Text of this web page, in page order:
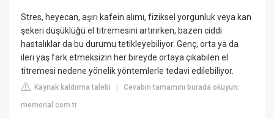
Stres, heyecan, aşırı kafein alımı, fiziksel yorgunluk veya kan
şekeri düşüklüğü el titremesini artırırken, bazen ciddi
hastalıklar da bu durumu tetikleyebiliyor. Genç, orta ya da
ileri yaş fark etmeksizin her bireyde ortaya çıkabilen el
titremesi nedene yönelik yöntemlerle tedavi edilebiliyor.
Kaynak kaldırma talebi |Cevabın tamamını burada okuyun:
memorial.com.tr